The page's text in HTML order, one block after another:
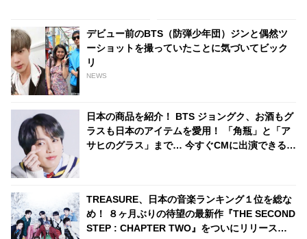
デビュー前のBTS（防弾少年団）ジンと偶然ツ
ーショットを撮っていたことに気づいてビック
リ
NEWS
日本の商品を紹介！ BTS ジョングク、お酒もグ
ラスも日本のアイテムを愛用！ 「角瓶」と「ア
サヒのグラス」まで… 今すぐCMに出演できると
TREASURE、日本の音楽ランキング１位を総な
め！ ８ヶ月ぶりの待望の最新作『THE SECOND
STEP : CHAPTER TWO』をついにリリース！